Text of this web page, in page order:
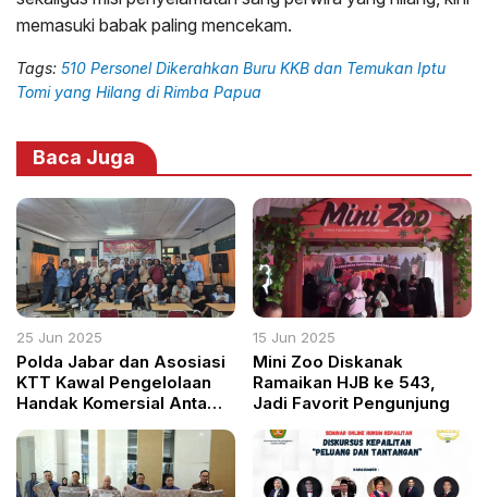
memasuki babak paling mencekam.
Tags: 510 Personel Dikerahkan Buru KKB dan Temukan Iptu
Tomi yang Hilang di Rimba Papua
Baca Juga
25 Jun 2025
Polda Jabar dan Asosiasi
KTT Kawal Pengelolaan
Handak Komersial Antam
dan Keselamatan
Tambang di Bogor
15 Jun 2025
Mini Zoo Diskanak
Ramaikan HJB ke 543,
Jadi Favorit Pengunjung